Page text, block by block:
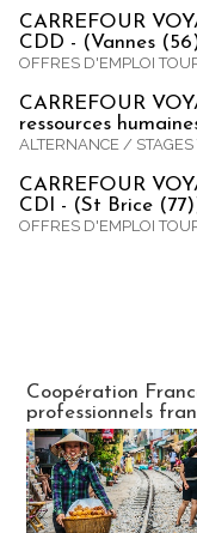
CARREFOUR
CDD - (Vannes
OFFRES D'EMPLOI
CARREFOUR
ressources
ALTERNANCE / STAGES
CARREFOUR
CDI - (St Brice
OFFRES D'EMPLOI
Coopération
professionnels